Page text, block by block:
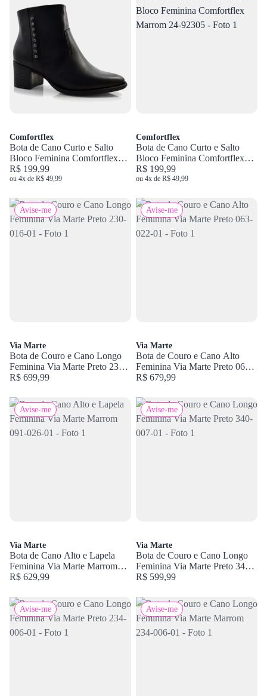
Comfortflex
Bota de Cano Curto e Salto
Bloco Feminina Comfortflex
Preto 24-92305
R$ 199,99
ou 4x de R$ 49,99
Comfortflex
Bota de Cano Curto e Salto
Bloco Feminina Comfortflex
Marrom 24-92305
R$ 199,99
ou 4x de R$ 49,99
Avise-me
Via Marte
Bota de Couro e Cano Longo
Feminina Via Marte Preto 230-
016-01
R$ 699,99
Avise-me
Via Marte
Bota de Couro e Cano Alto
Feminina Via Marte Preto 063-
022-01
R$ 679,99
Avise-me
Via Marte
Bota de Cano Alto e Lapela
Feminina Via Marte Marrom
091-026-01
R$ 629,99
Avise-me
Via Marte
Bota de Couro e Cano Longo
Feminina Via Marte Preto 340-
007-01
R$ 599,99
Avise-me Avise-me